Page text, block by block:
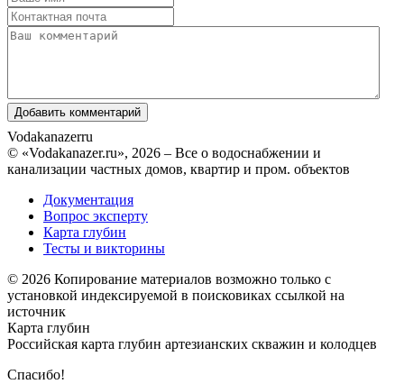
Vodakanazerru
© «Vodakanazer.ru», 2026 – Все о водоснабжении и
канализации частных домов, квартир и пром. объектов
Документация
Вопрос эксперту
Карта глубин
Тесты и викторины
© 2026 Копирование материалов возможно только с
установкой индексируемой в поисковиках ссылкой на
источник
Карта глубин
Российская карта глубин артезианских скважин и колодцев
Спасибо!